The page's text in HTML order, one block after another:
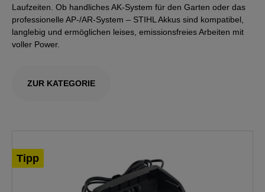
Laufzeiten. Ob handliches AK-System für den Garten oder das
professionelle AP-/AR-System – STIHL Akkus sind kompatibel,
langlebig und ermöglichen leises, emissionsfreies Arbeiten mit
voller Power.
ZUR KATEGORIE
Tipp